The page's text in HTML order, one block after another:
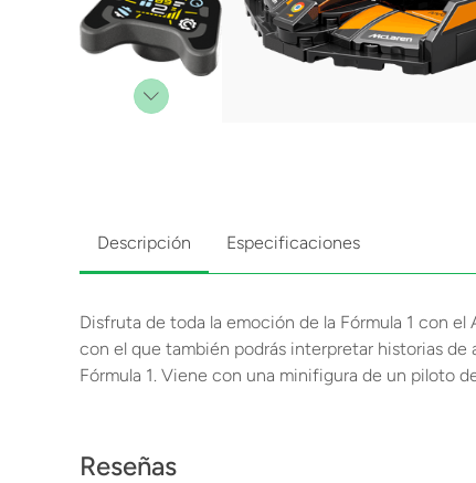
Descripción Especificaciones
Disfruta de toda la emoción de la Fórmula 1 con
con el que también podrás interpretar historias
Fórmula 1. Viene con una minifigura de un piloto
Reseñas